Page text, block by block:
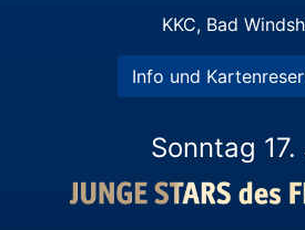
KKC, Bad
Info und
Sonntag 17.